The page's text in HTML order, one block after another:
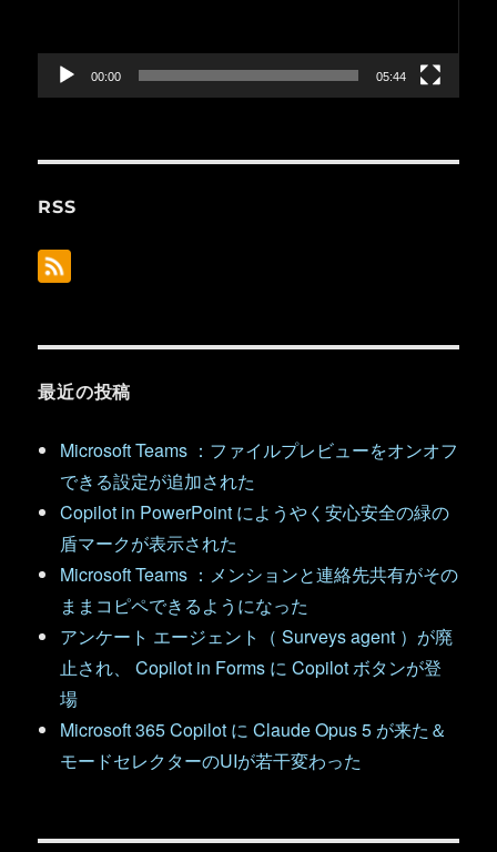
ー
00:00 05:44
RSS
最近の投稿
Microsoft Teams ：ファイルプレビューをオンオフ
できる設定が追加された
Copilot in PowerPoint にようやく安心安全の緑の
盾マークが表示された
Microsoft Teams ：メンションと連絡先共有がその
ままコピペできるようになった
アンケート エージェント（ Surveys agent ）が廃
止され、 Copilot in Forms に Copilot ボタンが登
場
Microsoft 365 Copilot に Claude Opus 5 が来た＆
モードセレクターのUIが若干変わった